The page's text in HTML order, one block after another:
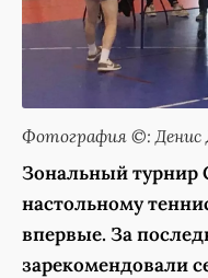
Фотография ©: Денис
Зональный турнир
настольному
впервые. За
зарекомендовали